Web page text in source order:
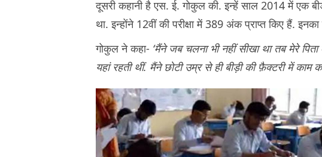
दूसरी कहानी है एस. ई. गोकुल की. इन्हें साल 2014 में एक
था. इन्होंने 12वीं की परीक्षा में 389 अंक प्राप्त किए हैं.
गोकुल ने कहा- ‘मैंने जब चलना भी नहीं सीखा था तब मेरे पिता
यहां रहती थीं. मैंने छोटी उम्र से ही बीड़ी की फ़ैक्टरी में काम